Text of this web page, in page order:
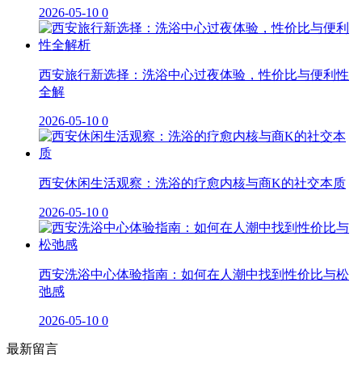
2026-05-10 0
西安旅行新选择：洗浴中心过夜体验，性价比与便利性
全解
2026-05-10 0
西安休闲生活观察：洗浴的疗愈内核与商K的社交本质
2026-05-10 0
西安洗浴中心体验指南：如何在人潮中找到性价比与松
弛感
2026-05-10 0
最新留言